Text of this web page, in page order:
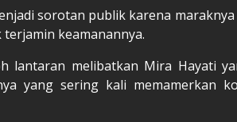
sorotan publik karena
keamanannya.
lantaran melibatkan Mira Hayati
yang sering kali memamerkan